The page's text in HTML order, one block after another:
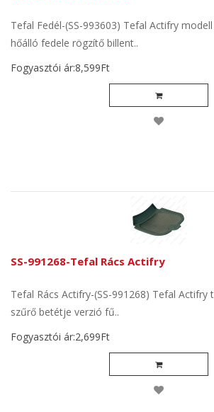
Tefal Fedél-(SS-993603) Tefal Actifry
hőálló fedele rögzítő billent..
Fogyasztói ár:8,599Ft
SS-991268-Tefal Rács Actifry
Tefal Rács Actifry-(SS-991268) Tefal Actifry
szűrő betétje verzió fű..
Fogyasztói ár:2,699Ft